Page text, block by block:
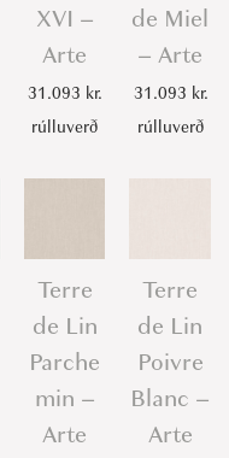
XVI –
Arte
31.093 kr.
rúlluverð
de Miel
– Arte
31.093 kr.
rúlluverð
Terre
de Lin
Parche
min –
Arte
Terre
de Lin
Poivre
Blanc –
Arte